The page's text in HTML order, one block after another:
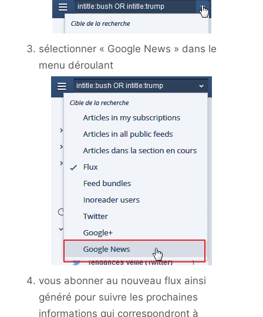
sélectionner « Google News » dans le
menu déroulant
vous abonner au nouveau flux ainsi
généré pour suivre les prochaines
informations qui correspondront à